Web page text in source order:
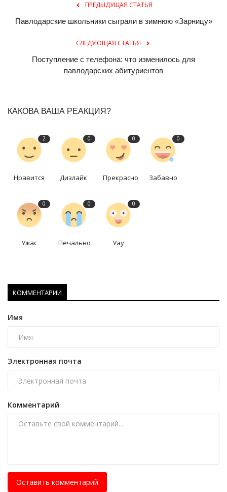
ПРЕДЫДУЩАЯ СТАТЬЯ
Павлодарские школьники сыграли в зимнюю «Зарницу»
СЛЕДУЮЩАЯ СТАТЬЯ
Поступление с телефона: что изменилось для
павлодарских абитуриентов
КАКОВА ВАША РЕАКЦИЯ?
2
Нравится
0
Дизлайк
0
Прекрасно
0
Забавно
0
Ужас
0
Печально
0
Уау
КОММЕНТАРИИ
Имя
Электронная почта
Комментарий
Оставить комментарий